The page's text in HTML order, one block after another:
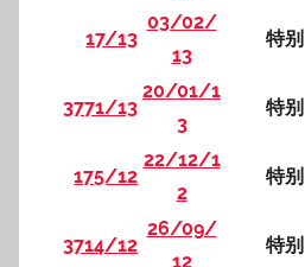
17/13
03/02/
13
特别
3771/13
20/01/1
3
特别
175/12
22/12/1
2
特别
3714/12
26/09/
12
特别